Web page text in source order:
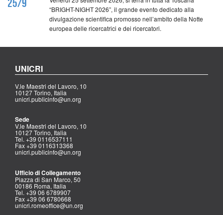
25/9
“BRIGHT-NIGHT 2026”, il grande evento dedicato alla
divulgazione scientifica promosso nell’ambito della Notte
europea delle ricercatrici e dei ricercatori.
UNICRI
V.le Maestri del Lavoro, 10
10127 Torino, Italia
unicri.publicinfo@un.org
Sede
V.le Maestri del Lavoro, 10
10127 Torino, Italia
Tel. +39 0116537111
Fax +39 0116313368
unicri.publicinfo@un.org
Ufficio di Collegamento
Piazza di San Marco, 50
00186 Roma, Italia
Tel. +39 06 6789907
Fax +39 06 6780668
unicri.romeoffice@un.org